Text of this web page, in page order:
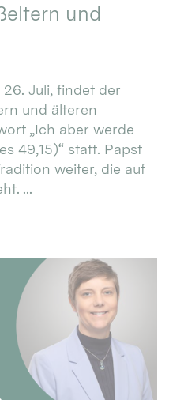
und
Juli, findet der
und älteren
„Ich aber werde
49,15)“ statt. Papst
weiter, die auf
...